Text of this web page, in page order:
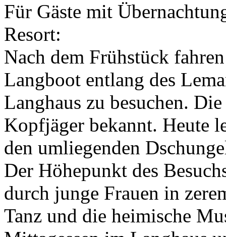
Für Gäste mit
Resort:
Nach dem Frühstück
Langboot entlang des
Langhaus zu besuchen.
Kopfjäger bekannt. Heute
den umliegenden
Der Höhepunkt des
durch junge Frauen in
Tanz und die heimische